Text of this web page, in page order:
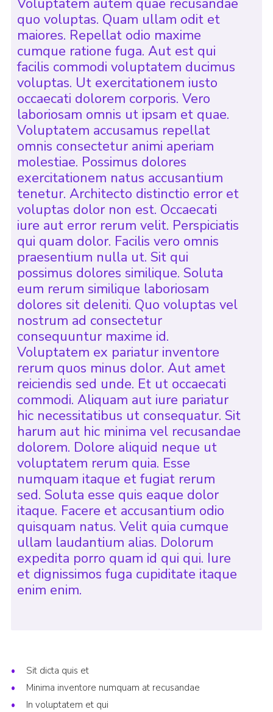
Voluptatem autem quae recusandae
quo voluptas. Quam ullam odit et
maiores. Repellat odio maxime
cumque ratione fuga. Aut est qui
facilis commodi voluptatem ducimus
voluptas. Ut exercitationem iusto
occaecati dolorem corporis. Vero
laboriosam omnis ut ipsam et quae.
Voluptatem accusamus repellat
omnis consectetur animi aperiam
molestiae. Possimus dolores
exercitationem natus accusantium
tenetur. Architecto distinctio error et
voluptas dolor non est. Occaecati
iure aut error rerum velit. Perspiciatis
qui quam dolor. Facilis vero omnis
praesentium nulla ut. Sit qui
possimus dolores similique. Soluta
eum rerum similique laboriosam
dolores sit deleniti. Quo voluptas vel
nostrum ad consectetur
consequuntur maxime id.
Voluptatem ex pariatur inventore
rerum quos minus dolor. Aut amet
reiciendis sed unde. Et ut occaecati
commodi. Aliquam aut iure pariatur
hic necessitatibus ut consequatur. Sit
harum aut hic minima vel recusandae
dolorem. Dolore aliquid neque ut
voluptatem rerum quia. Esse
numquam itaque et fugiat rerum
sed. Soluta esse quis eaque dolor
itaque. Facere et accusantium odio
quisquam natus. Velit quia cumque
ullam laudantium alias. Dolorum
expedita porro quam id qui qui. Iure
et dignissimos fuga cupiditate itaque
enim enim.
Sit dicta quis et
Minima inventore numquam at recusandae
In voluptatem et qui